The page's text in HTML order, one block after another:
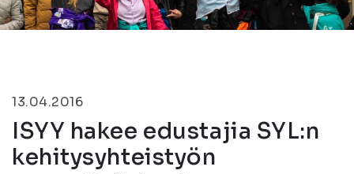
13.04.2016
ISYY hakee edustajia SYL:n
kehitysyhteistyön